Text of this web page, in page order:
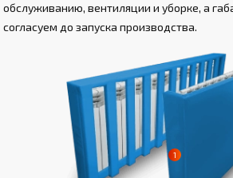
обслуживанию, вентиляции и уборке, а
согласуем до запуска производства.